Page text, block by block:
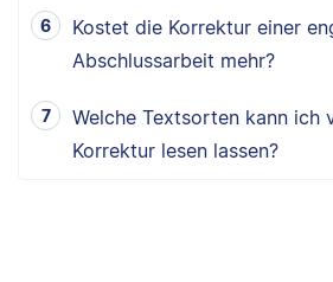
Kostet die Korrektur einer
Abschlussarbeit mehr?
Welche Textsorten kann ich
Korrektur lesen lassen?